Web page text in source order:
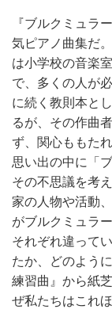
『ブルクミュラ
気ピアノ曲集だ
は小学校の音楽
で、多くの人が
に続く教則本と
るが、その作曲
ず、関心ももた
思い出の中に「
その不思議を考
家の人物や活動
がブルクミュラ
それぞれ違って
たか、どのよう
練習曲』から紙
ぜ私たちはこれ